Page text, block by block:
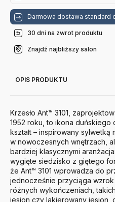
Darmowa dostawa standard
30 dni na zwrot produktu
Znajdź najbliższy salon
OPIS PRODUKTU
Krzesło Ant™ 3101,
1952 roku, to ikona
kształt – inspirowany
w nowoczesnych wnętrzach,
bardziej klasycznymi
wygięte siedzisko z giętego
że Ant™ 3101 wprowadza do
jednocześnie przyciąga wzrok
różnych wykończeniach,
jesion czy lakierowany jesion,